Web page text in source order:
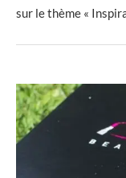
sur le thème «